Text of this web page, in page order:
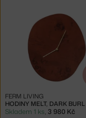
HODINY MELT, DARK BURL
FERM LIVING
Skladem 1 ks, 3 980 Kč